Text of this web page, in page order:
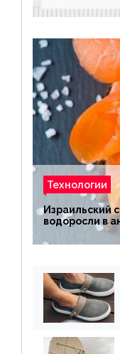
Технологии
Израильский
водоросли в